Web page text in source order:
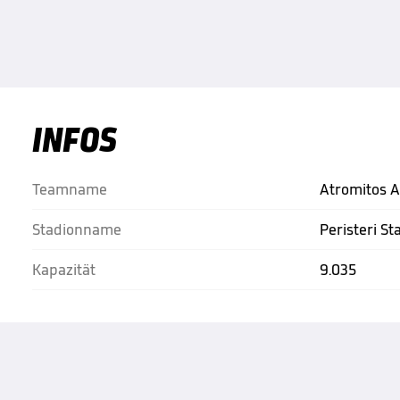
INFOS
Teamname
Stadionname
Kapazität
Atromitos
Peristeri
9.035